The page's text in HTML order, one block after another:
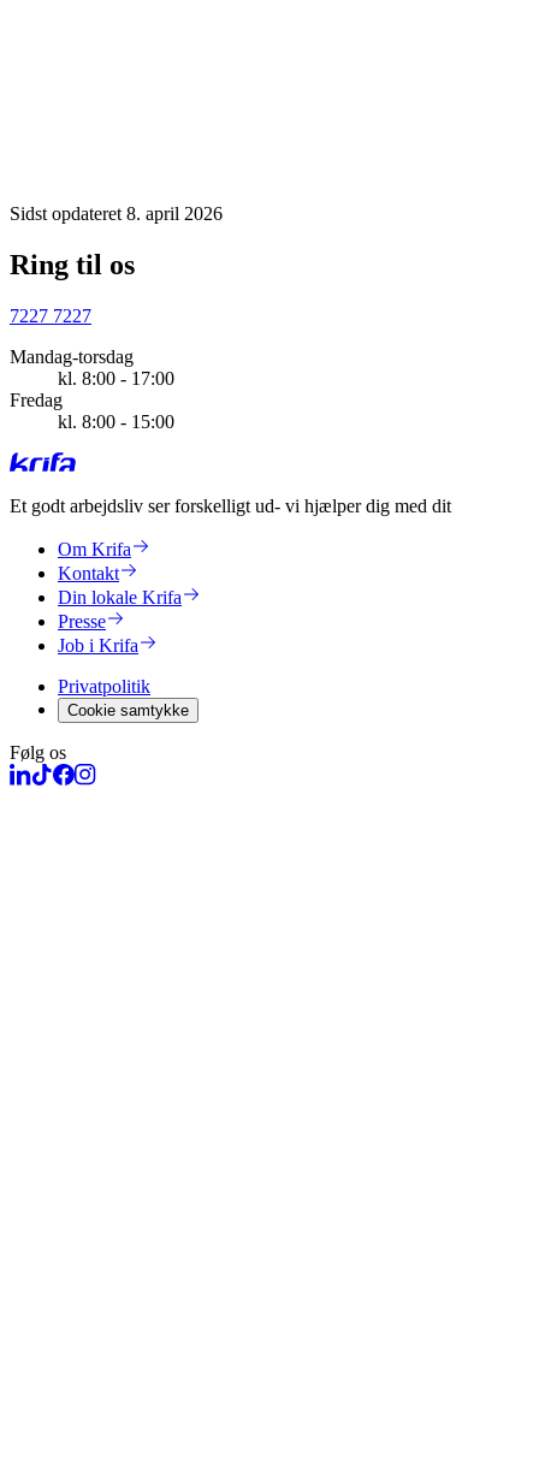
Sidst opdateret 8. april 2026
Ring til os
7227 7227
Mandag-torsdag
kl. 8:00 - 17:00
Fredag
kl. 8:00 - 15:00
Et godt arbejdsliv ser forskelligt ud- vi hjælper dig med dit
Om Krifa
Kontakt
Din lokale Krifa
Presse
Job i Krifa
Privatpolitik
Cookie samtykke
Følg os